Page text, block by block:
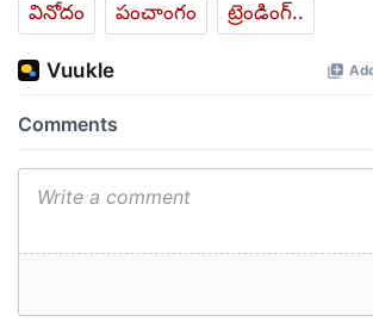
వినోదం
పంచాంగం ట్రెండింగ్..